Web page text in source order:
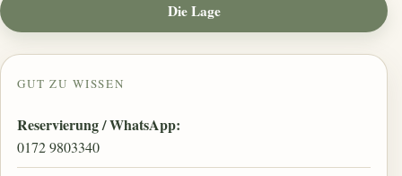
Die Lage
GUT ZU WISSEN
Reservierung / WhatsApp:
0172 9803340